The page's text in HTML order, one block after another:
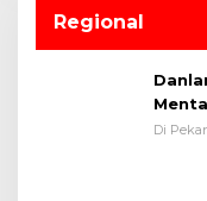
Regional
Di